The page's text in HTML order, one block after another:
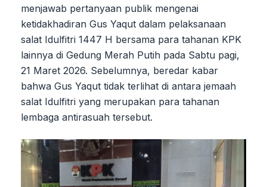
menjawab pertanyaan publik mengenai
ketidakhadiran Gus Yaqut dalam pelaksanaan
salat Idulfitri 1447 H bersama para tahanan KPK
lainnya di Gedung Merah Putih pada Sabtu pagi,
21 Maret 2026. Sebelumnya, beredar kabar
bahwa Gus Yaqut tidak terlihat di antara jemaah
salat Idulfitri yang merupakan para tahanan
lembaga antirasuah tersebut.